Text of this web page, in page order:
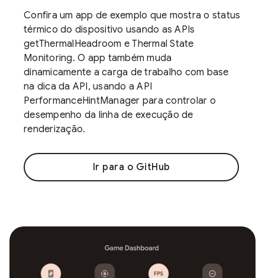
Confira um app de exemplo que mostra o status
térmico do dispositivo usando as APIs
getThermalHeadroom e Thermal State
Monitoring. O app também muda
dinamicamente a carga de trabalho com base
na dica da API, usando a API
PerformanceHintManager para controlar o
desempenho da linha de execução de
renderização.
Ir para o GitHub